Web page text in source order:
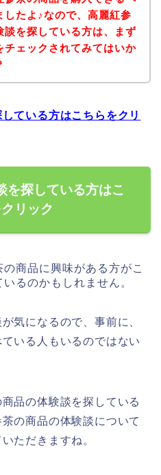
したよ♪なので、高麗紅参
談を探している方は、まず
チェックされてみてはいか
ている方はこちらをクリ
を探している方はこ
リック
商品に興味がある方がこ
るのかもしれません。
気になるので、事前に、
いる人もいるのではない
品の体験談を探している
の商品の体験談について
ただきますね。